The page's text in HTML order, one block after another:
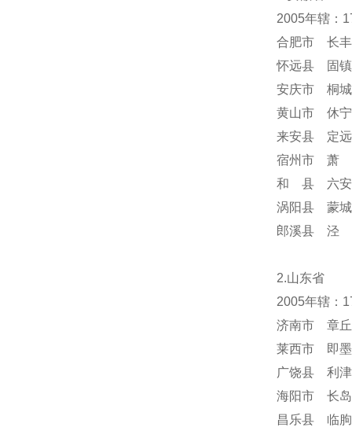
2005年辖：
合肥市 长
怀远县 固
安庆市 桐
黄山市 休
来安县 定
宿州市 萧
和 县 六
涡阳县 蒙
郎溪县 泾
2.山东省
2005年辖：
济南市 章
莱西市 即
广饶县 利
海阳市 长
昌乐县 临